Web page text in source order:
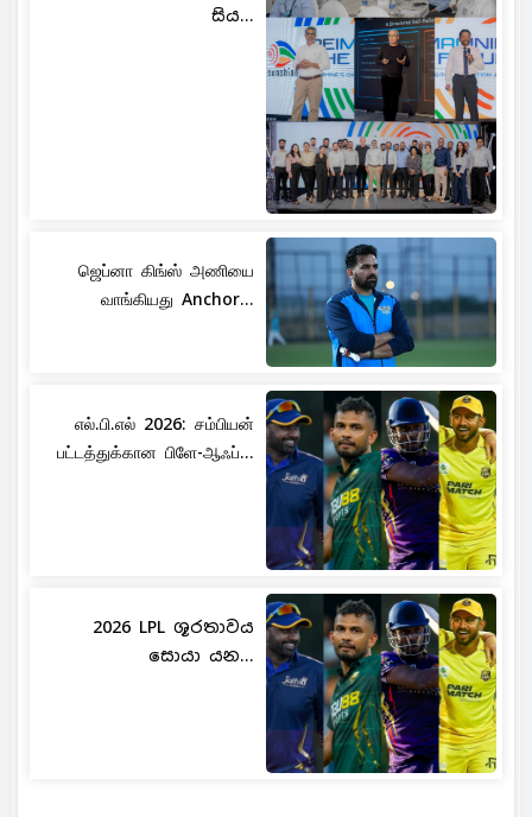
සිය...
ஜெப்னா கிங்ஸ் அணியை
வாங்கியது Anchor...
எல்.பி.எல் 2026: சம்பியன்
பட்டத்துக்கான பிளே-ஆஃப்...
2026 LPL ශූරතාවය
සොයා යන...